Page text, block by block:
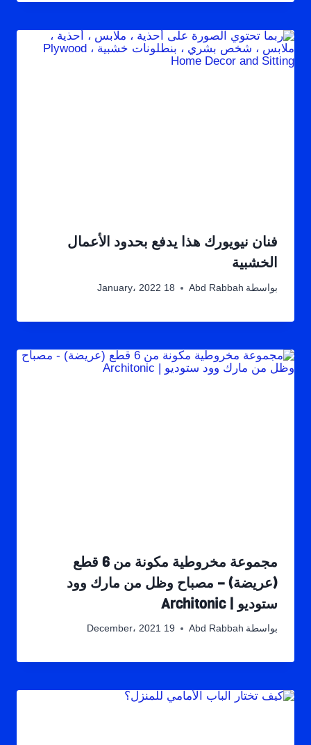
فنان نيويورك هذا يدفع بحدود الأعمال
الخشبية
بواسطة Abd Rabbah 18 January، 2022
مجموعة مخروطية مكونة من 6 قطع
(عريضة) – مصباح وظل من مارك وود
ستوديو | Architonic
بواسطة Abd Rabbah 19 December، 2021